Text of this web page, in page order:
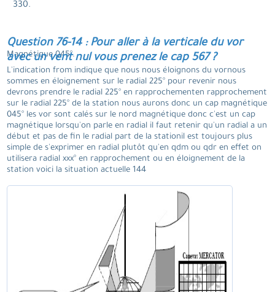
330.
Question 76-14 : Pour aller à la verticale du vor
avec un vent nul vous prenez le cap 567 ?
Magnétique 045°.
L'indication from indique que nous nous éloignons du vornous
sommes en éloignement sur le radial 225° pour revenir nous
devrons prendre le radial 225° en rapprochementen rapprochement
sur le radial 225° de la station nous aurons donc un cap magnétique
045° les vor sont calés sur le nord magnétique donc c'est un cap
magnétique lorsqu'on parle en radial il faut retenir qu'un radial a un
début et pas de fin le radial part de la stationil est toujours plus
simple de s'exprimer en radial plutôt qu'en qdm ou qdr en effet on
utilisera radial xxx° en rapprochement ou en éloignement de la
station voici la situation actuelle 144